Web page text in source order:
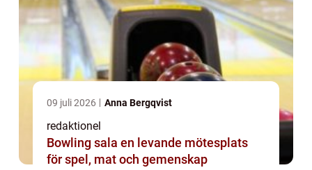
09 juli 2026 Anna Bergqvist
redaktionel
Bowling sala en levande mötesplats
för spel, mat och gemenskap